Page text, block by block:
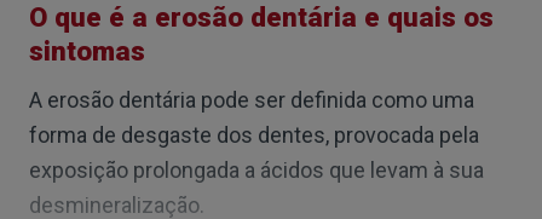
O que é a erosão dentária e quais os
sintomas
A erosão dentária pode ser definida como uma
forma de desgaste dos dentes, provocada pela
exposição prolongada a ácidos que levam à sua
desmineralização.